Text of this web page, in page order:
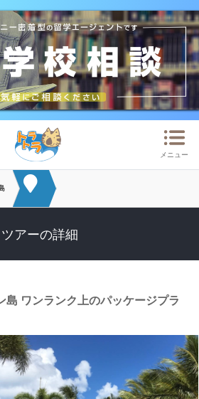
ップ
メニュー
ツアーの詳細
島 ワンランク上のパッケージプラ